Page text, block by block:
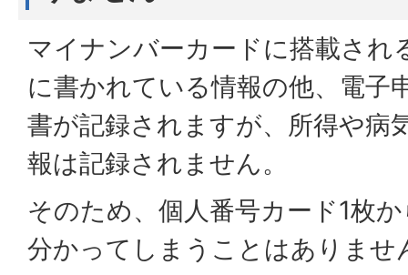
マイナンバーカードに搭載され
に書かれている情報の他、電子
書が記録されますが、所得や病
報は記録されません。
そのため、個人番号カード1枚
分かってしまうことはありませ